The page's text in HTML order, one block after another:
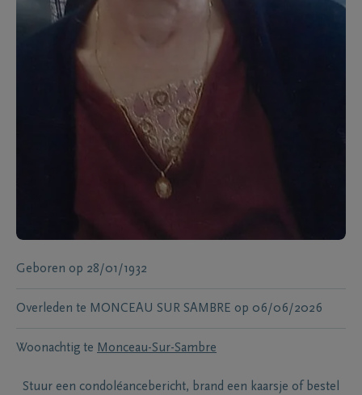
Geboren op 28/01/1932
Overleden te MONCEAU SUR SAMBRE op 06/06/2026
Woonachtig te Monceau-Sur-Sambre
Stuur een condoléancebericht, brand een kaarsje of bestel